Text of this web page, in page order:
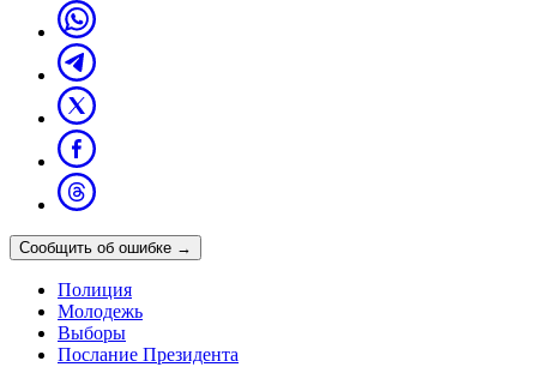
Сообщить об ошибке →
Полиция
Молодежь
Выборы
Послание Президента